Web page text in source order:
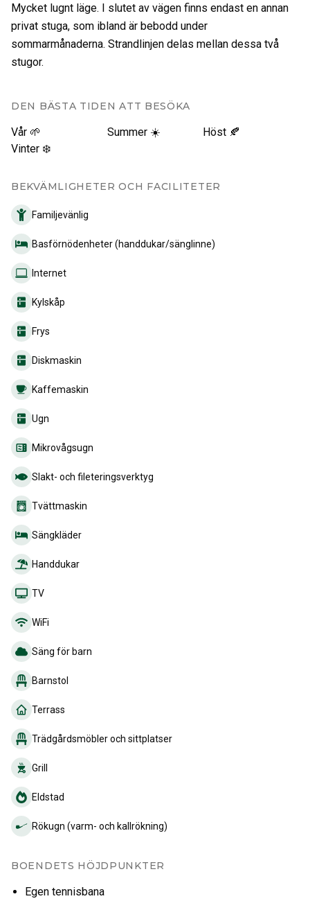
Mycket lugnt läge. I slutet av vägen finns endast en annan
privat stuga, som ibland är bebodd under
sommarmånaderna. Strandlinjen delas mellan dessa två
stugor.
DEN BÄSTA TIDEN ATT BESÖKA
Vår 🌱 Summer ☀️
Höst 🍂
Vinter ❄️
BEKVÄMLIGHETER OCH FACILITETER
Familjevänlig
Basförnödenheter (handdukar/sänglinne)
Internet
Kylskåp
Frys
Diskmaskin
Kaffemaskin
Ugn
Mikrovågsugn
Slakt- och fileteringsverktyg
Tvättmaskin
Sängkläder
Handdukar
TV
WiFi
Säng för barn
Barnstol
Terrass
Trädgårdsmöbler och sittplatser
Grill
Eldstad
Rökugn (varm- och kallrökning)
BOENDETS HÖJDPUNKTER
Egen tennisbana